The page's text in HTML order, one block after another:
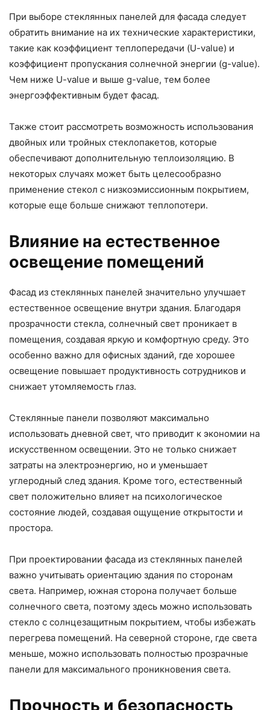
При выборе стеклянных панелей для фасада следует
обратить внимание на их технические характеристики,
такие как коэффициент теплопередачи (U-value) и
коэффициент пропускания солнечной энергии (g-value).
Чем ниже U-value и выше g-value, тем более
энергоэффективным будет фасад.
Также стоит рассмотреть возможность использования
двойных или тройных стеклопакетов, которые
обеспечивают дополнительную теплоизоляцию. В
некоторых случаях может быть целесообразно
применение стекол с низкоэмиссионным покрытием,
которые еще больше снижают теплопотери.
Влияние на естественное
освещение помещений
Фасад из стеклянных панелей значительно улучшает
естественное освещение внутри здания. Благодаря
прозрачности стекла, солнечный свет проникает в
помещения, создавая яркую и комфортную среду. Это
особенно важно для офисных зданий, где хорошее
освещение повышает продуктивность сотрудников и
снижает утомляемость глаз.
Стеклянные панели позволяют максимально
использовать дневной свет, что приводит к экономии на
искусственном освещении. Это не только снижает
затраты на электроэнергию, но и уменьшает
углеродный след здания. Кроме того, естественный
свет положительно влияет на психологическое
состояние людей, создавая ощущение открытости и
простора.
При проектировании фасада из стеклянных панелей
важно учитывать ориентацию здания по сторонам
света. Например, южная сторона получает больше
солнечного света, поэтому здесь можно использовать
стекло с солнцезащитным покрытием, чтобы избежать
перегрева помещений. На северной стороне, где света
меньше, можно использовать полностью прозрачные
панели для максимального проникновения света.
Прочность и безопасность